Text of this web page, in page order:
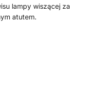
lampy wiszącej za
atutem.